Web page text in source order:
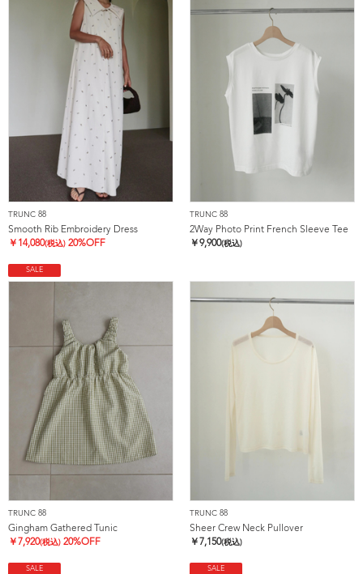
TRUNC 88
Smooth Rib Embroidery Dress
￥ 14,080(税込) 20%OFF
TRUNC 88
2Way Photo Print French Sleeve Tee
￥9,900(税込)
SALE
TRUNC 88
Gingham Gathered Tunic
￥ 7,920(税込) 20%OFF
TRUNC 88
Sheer Crew Neck Pullover
￥ 7,150(税込)
SALE SALE